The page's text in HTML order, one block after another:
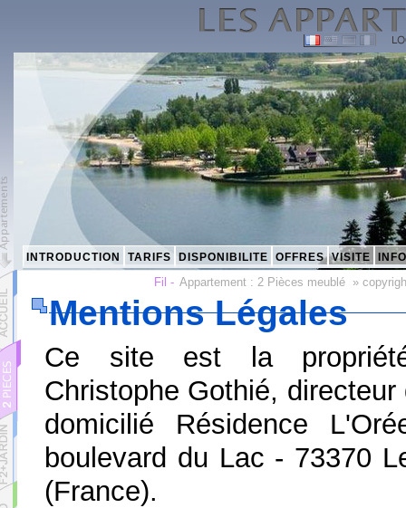
INTRODUCTION TARIFS DISPONIBILITE OFFRES VISITE
Fil - Appartement : 2 Pièces meublé »
Mentions Légales
Ce site est la
Christophe Gothié,
domicilié Résidence
boulevard du Lac - 73370
(France).